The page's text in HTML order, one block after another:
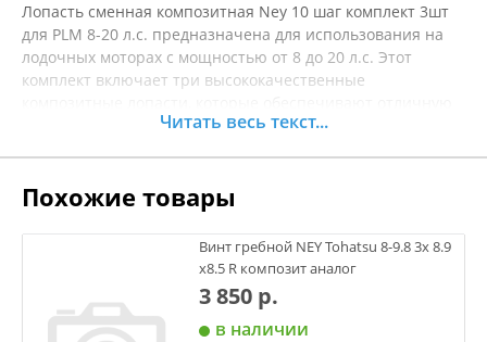
Лопасть сменная композитная Ney 10 шаг комплект 3шт
для PLM 8-20 л.с. предназначена для использования на
лодочных моторах с мощностью от 8 до 20 л.с. Этот
комплект включает три высококачественные
эффективность работы и надежность на воде. Лопасти
долговечность. Они разработаны для оптимизации тяги,
уменьшая вибрацию и улучшая общую
производительность вашего лодочного мотора. Эти
лопасти обеспечивают надежное и простое крепление,
что позволяет легко заменять их при необходимости.
Будь вы профессиональным рыболовом или любителем
водных прогулок, комфорт и эффективность на воде -
Читать весь текст...
Похожие товары
Винт гребной NEY Tohatsu 8-9.8 3х 8.9
х8.5 R композит аналог
3 850 р.
в наличии